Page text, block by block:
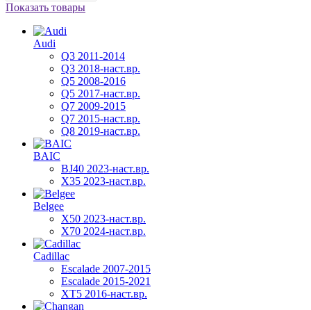
Показать товары
Audi
Q3 2011-2014
Q3 2018-наст.вр.
Q5 2008-2016
Q5 2017-наст.вр.
Q7 2009-2015
Q7 2015-наст.вр.
Q8 2019-наст.вр.
BAIC
BJ40 2023-наст.вр.
X35 2023-наст.вр.
Belgee
X50 2023-наст.вр.
X70 2024-наст.вр.
Cadillac
Escalade 2007-2015
Escalade 2015-2021
XT5 2016-наст.вр.